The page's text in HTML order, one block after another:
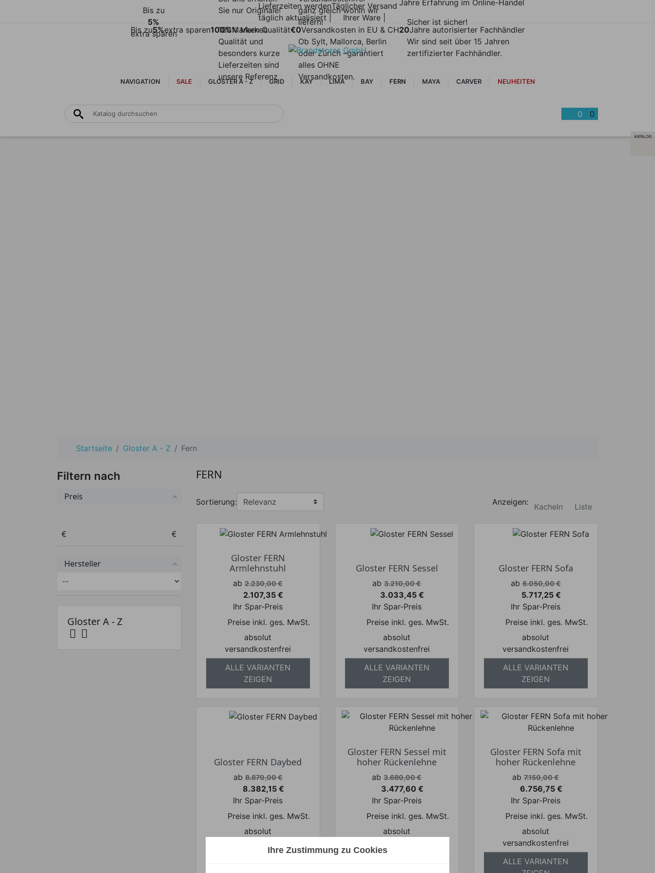
Lieferzeiten werden
täglich aktualisiert |
Täglicher Versand
Ihrer Ware |
Bis zu5%extra sparen
Bis zu
5%
extra sparen
100%Marken Qualität
Sie nur Originale!
100% Marken
Qualität und
besonders kurze
Lieferzeiten sind
unsere Referenz
€0Versandkosten in EU & CH
ganz gleich wohin wir
liefern!
Ob Sylt, Mallorca, Berlin
oder Zürich –garantiert
alles OHNE
Versandkosten.
20Jahre autorisierter Fachhändler
Jahre Erfahrung im Online-Handel
Sicher ist sicher!
Wir sind seit über 15 Jahren
zertifizierter Fachhändler.
NAVIGATION SALE GLOSTER A - Z GRID KAY LIMA BAY FERN MAYA CARVER NEUHEITEN
0 0
Startseite Gloster A - Z Fern
Filtern nach
Preis
Preis von
€ Preis bis
€
Hersteller
Gloster A - Z
 
FERN
Sortierung: Anzeigen: Kacheln Liste
Gloster FERN
Armlehnstuhl
Verkaufspreis
ab 2.230,00 €
Preis
2.107,35 €
Ihr Spar-Preis
Preise inkl. ges. MwSt.
absolut
versandkostenfrei
ALLE VARIANTEN
ZEIGEN
Gloster FERN Sessel
Verkaufspreis
ab 3.210,00 €
Preis
3.033,45 €
Ihr Spar-Preis
Preise inkl. ges. MwSt.
absolut
versandkostenfrei
ALLE VARIANTEN
ZEIGEN
Gloster FERN Sofa
Verkaufspreis
ab 6.050,00 €
Preis
5.717,25 €
Ihr Spar-Preis
Preise inkl. ges. MwSt.
absolut
versandkostenfrei
ALLE VARIANTEN
ZEIGEN
Gloster FERN Daybed
Verkaufspreis
ab 8.870,00 €
Preis
8.382,15 €
Ihr Spar-Preis
Preise inkl. ges. MwSt.
absolut
Gloster FERN Sessel mit
hoher Rückenlehne
Verkaufspreis
ab 3.680,00 €
Preis
3.477,60 €
Ihr Spar-Preis
Preise inkl. ges. MwSt.
absolut
Gloster FERN Sofa mit
hoher Rückenlehne
Verkaufspreis
ab 7.150,00 €
Preis
6.756,75 €
Ihr Spar-Preis
Preise inkl. ges. MwSt.
absolut
versandkostenfrei
ALLE VARIANTEN
Ihre Zustimmung zu Cookies
KATALOG